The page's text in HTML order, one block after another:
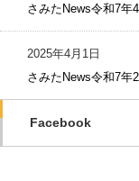
さみたNews令和7年
2025年4月1日
さみたNews令和7年
Facebook